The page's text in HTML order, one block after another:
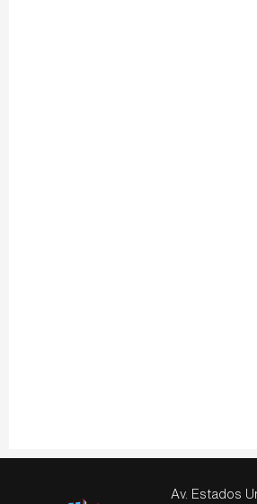
Av. Estados